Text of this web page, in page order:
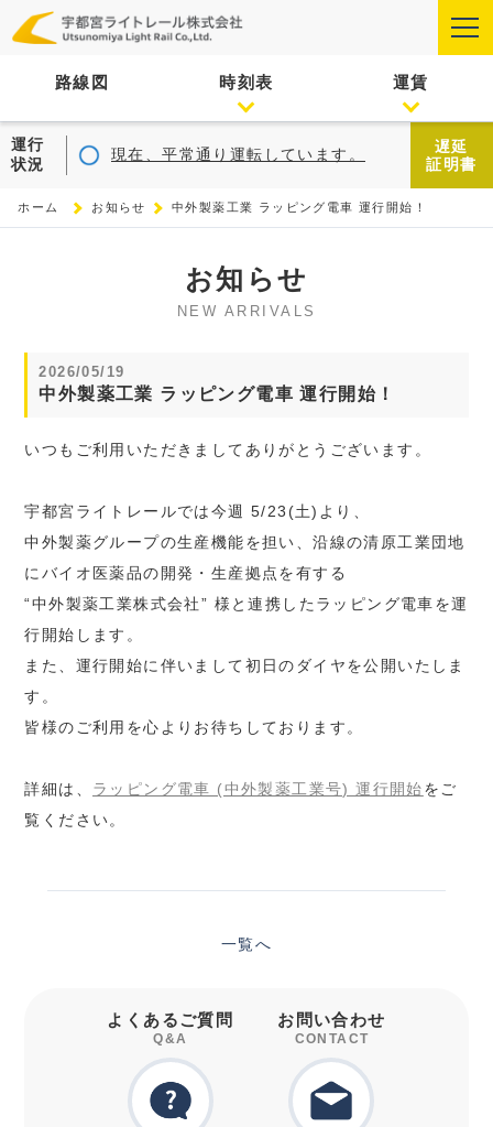
路線図 時刻表 運賃
運行
状況
現在、平常通り運転しています。
遅延
証明書
ホーム お知らせ 中外製薬工業 ラッピング電車 運行開始！
お知らせ
NEW ARRIVALS
2026/05/19
中外製薬工業 ラッピング電車 運行開始！
いつもご利用いただきましてありがとうございます。
宇都宮ライトレールでは今週 5/23(土)より、
中外製薬グループの生産機能を担い、沿線の清原工業団地
にバイオ医薬品の開発・生産拠点を有する
“中外製薬工業株式会社” 様と連携したラッピング電車を運
行開始します。
また、運行開始に伴いまして初日のダイヤを公開いたしま
す。
皆様のご利用を心よりお待ちしております。
詳細は、 ラッピング電車 (中外製薬工業号) 運行開始をご
覧ください。
一覧へ
よくあるご質問
Q&A
お問い合わせ
CONTACT